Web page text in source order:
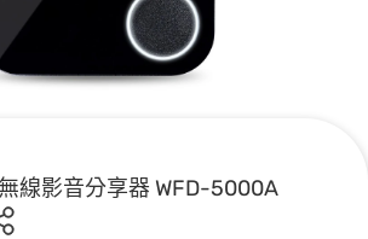
線影音分享器 WFD-5000A